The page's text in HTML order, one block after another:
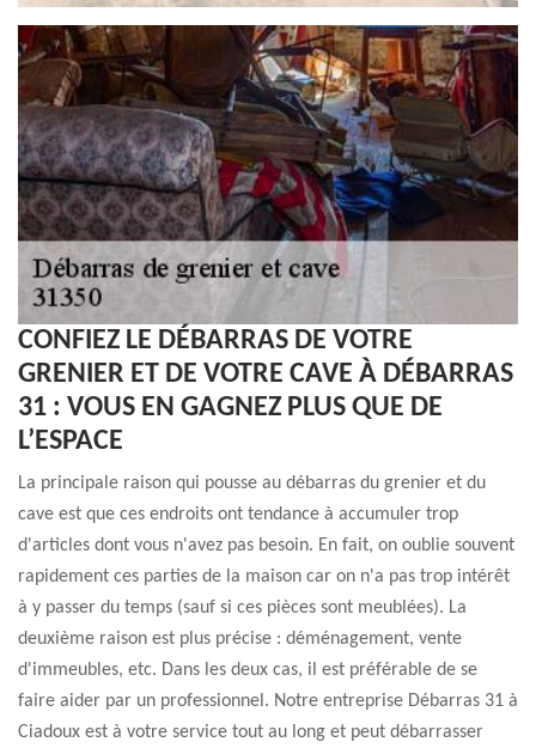
CONFIEZ LE DÉBARRAS DE VOTRE
GRENIER ET DE VOTRE CAVE À DÉBARRAS
31 : VOUS EN GAGNEZ PLUS QUE DE
L’ESPACE
La principale raison qui pousse au débarras du grenier et du
cave est que ces endroits ont tendance à accumuler trop
d'articles dont vous n'avez pas besoin. En fait, on oublie souvent
rapidement ces parties de la maison car on n'a pas trop intérêt
à y passer du temps (sauf si ces pièces sont meublées). La
deuxième raison est plus précise : déménagement, vente
d'immeubles, etc. Dans les deux cas, il est préférable de se
faire aider par un professionnel. Notre entreprise Débarras 31 à
Ciadoux est à votre service tout au long et peut débarrasser